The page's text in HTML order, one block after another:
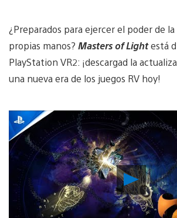
¿Preparados para ejercer el poder de
propias manos? Masters of Lightestá
PlayStation VR2: ¡descargad la
una nueva era de los juegos RV hoy!
vídeo